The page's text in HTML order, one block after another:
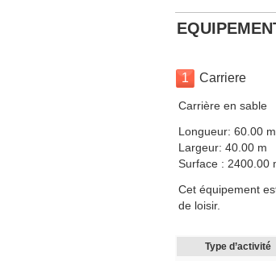
1 Carriere
Carrière en sable
Longueur: 60.00 m
Largeur: 40.00 m
Surface : 2400.00
Cet équipement
de loisir.
Type d’activité